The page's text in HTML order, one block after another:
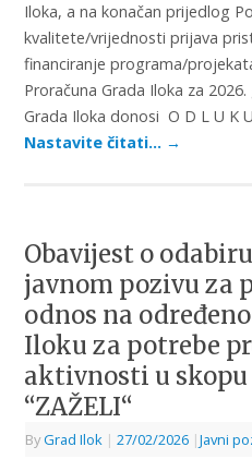
Iloka, a na konačan prijedlog
kvalitete/vrijednosti prijava
financiranje programa/
Proračuna Grada Iloka za
Grada Iloka donosi O D L U K
Nastavite čitati… →
Obavijest o
javnom pozivu za
odnos na
Iloku za potrebe
aktivnosti u
“ZAŽELI“
ByGrad Ilok | 27/02/2026 |Javni